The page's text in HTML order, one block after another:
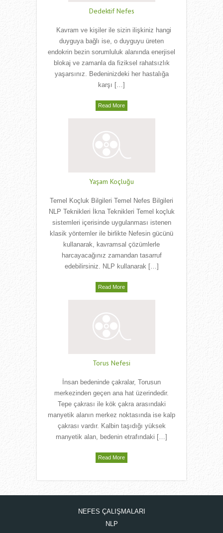
Dedektif Nefes
Kavram ve kişiler ile sizin ilişkiniz hangi
duyguya bağlı ise, o duyguyu üreten
endokrin bezin sorumluluk alanında enerjisel
blokaj ve zamanla da fiziksel rahatsızlık
yaşarsınız. Bedeninizdeki her hastalığa
karşı […]
Read More
Yaşam Koçluğu
Temel Koçluk Bilgileri Temel Nefes Bilgileri
NLP Teknikleri İkna Teknikleri Temel koçluk
sistemleri içerisinde uygulanması istenen
klasik yöntemler ile birlikte Nefesin gücünü
kullanarak, kavramsal çözümlerle
harcayacağınız zamandan tasarruf
edebilirsiniz. NLP kullanarak […]
Read More
Torus Nefesi
İnsan bedeninde çakralar, Torusun
merkezinden geçen ana hat üzerindedir.
Tepe çakrası ile kök çakra arasındaki
manyetik alanın merkez noktasında ise kalp
çakrası vardır. Kalbin taşıdığı yüksek
manyetik alan, bedenin etrafındaki […]
Read More
NEFES ÇALIŞMALARI
NLP